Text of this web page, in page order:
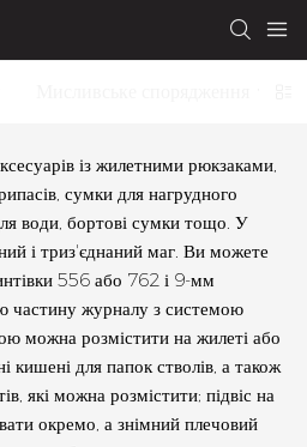
із жилетними рюкзаками,
сумки для нагрудного
води, бортові сумки тощо. У
і триз'єднаний маг. Ви можете
556 або 762 і 9-мм
частину журналу з системою
можна розмістити на жилеті або
кишені для папок стволів, а також
які можна розмістити; підвіс на
окремо, а знімний плечовий